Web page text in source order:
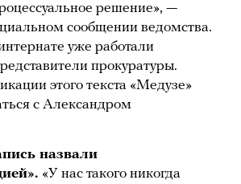
решение», —
сообщении ведомства.
уже работали
прокуратуры.
этого текста «Медузе»
с Александром
назвали
«У нас такого никогда